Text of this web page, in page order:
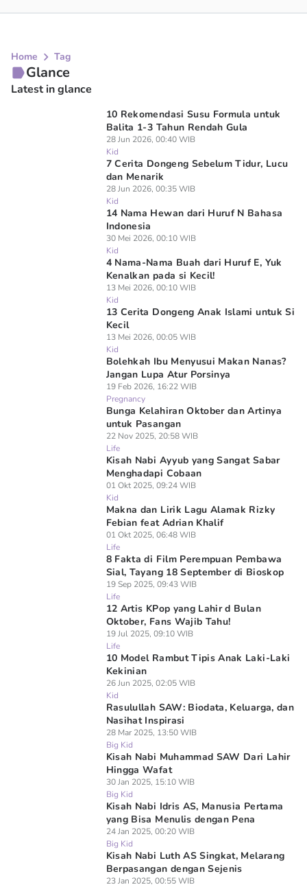
Home Tag
Glance
Latest in glance
10 Rekomendasi Susu Formula untuk
Balita 1-3 Tahun Rendah Gula
28 Jun 2026, 00:40 WIB
Kid
7 Cerita Dongeng Sebelum Tidur, Lucu
dan Menarik
28 Jun 2026, 00:35 WIB
Kid
14 Nama Hewan dari Huruf N Bahasa
Indonesia
30 Mei 2026, 00:10 WIB
Kid
4 Nama-Nama Buah dari Huruf E, Yuk
Kenalkan pada si Kecil!
13 Mei 2026, 00:10 WIB
Kid
13 Cerita Dongeng Anak Islami untuk Si
Kecil
13 Mei 2026, 00:05 WIB
Kid
Bolehkah Ibu Menyusui Makan Nanas?
Jangan Lupa Atur Porsinya
19 Feb 2026, 16:22 WIB
Pregnancy
Bunga Kelahiran Oktober dan Artinya
untuk Pasangan
22 Nov 2025, 20:58 WIB
Life
Kisah Nabi Ayyub yang Sangat Sabar
Menghadapi Cobaan
01 Okt 2025, 09:24 WIB
Kid
Makna dan Lirik Lagu Alamak Rizky
Febian feat Adrian Khalif
01 Okt 2025, 06:48 WIB
Life
8 Fakta di Film Perempuan Pembawa
Sial, Tayang 18 September di Bioskop
19 Sep 2025, 09:43 WIB
Life
12 Artis KPop yang Lahir d Bulan
Oktober, Fans Wajib Tahu!
19 Jul 2025, 09:10 WIB
Life
10 Model Rambut Tipis Anak Laki-Laki
Kekinian
26 Jun 2025, 02:05 WIB
Kid
Rasulullah SAW: Biodata, Keluarga, dan
Nasihat Inspirasi
28 Mar 2025, 13:50 WIB
Big Kid
Kisah Nabi Muhammad SAW Dari Lahir
Hingga Wafat
30 Jan 2025, 15:10 WIB
Big Kid
Kisah Nabi Idris AS, Manusia Pertama
yang Bisa Menulis dengan Pena
24 Jan 2025, 00:20 WIB
Big Kid
Kisah Nabi Luth AS Singkat, Melarang
Berpasangan dengan Sejenis
23 Jan 2025, 00:55 WIB